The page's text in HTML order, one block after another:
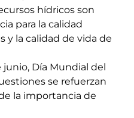
hídricos son
para la calidad
y la calidad de vida de
junio, Día Mundial del
se refuerzan
la importancia de